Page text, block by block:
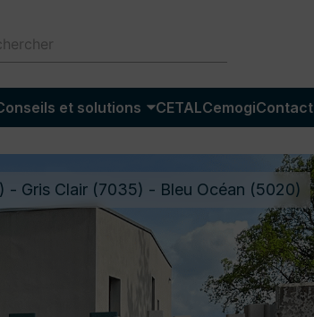
et solutions CETALCemogiContact
- Gris Clair (7035) - Bleu Océan (5020)